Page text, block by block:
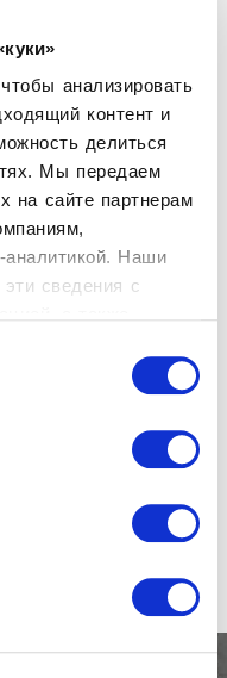
анализировать
контент и
делиться
Мы передаем
на сайте партнерам
Наши
сведения с
товары